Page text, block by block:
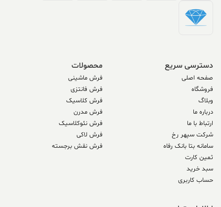
دسترسی سریع
صفحه اصلی
فروشگاه
وبلاگ
درباره ما
ارتباط با ما
شرکت سپهر رخ
سامانه بتا بانک رفاه
ثمین کارت
سبد خرید
حساب کاربری
محصولات
فرش ماشینی
فرش فانتزی
فرش کلاسیک
فرش مدرن
فرش نئوکلاسیک
فرش لاکی
فرش نقش برجسته